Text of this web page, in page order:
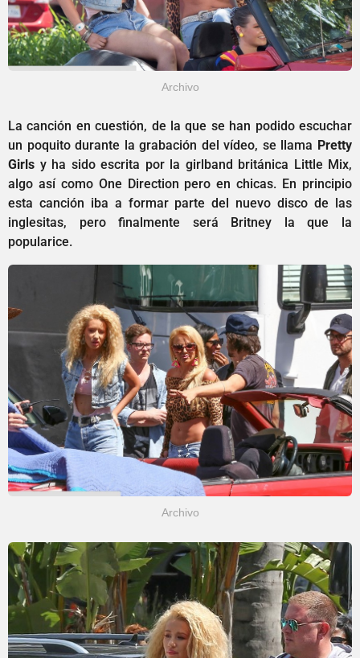
Archivo
La canción en cuestión, de la que se han podido escuchar
un poquito durante la grabación del vídeo, se llama Pretty
Girls y ha sido escrita por la girlband británica Little Mix,
algo así como One Direction pero en chicas. En principio
esta canción iba a formar parte del nuevo disco de las
inglesitas, pero finalmente será Britney la que la
popularice.
Archivo